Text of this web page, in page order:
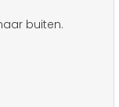
buiten.